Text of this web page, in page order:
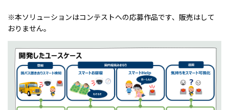
※本ソリューションはコンテストへの応募作品です、販売はして
おりません。